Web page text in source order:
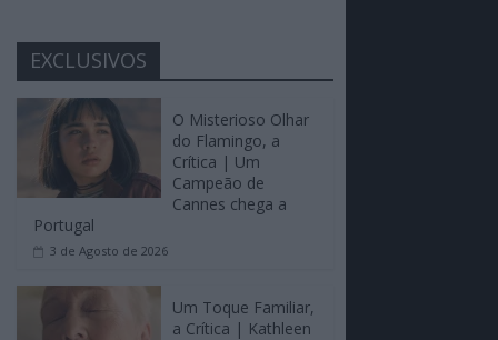
EXCLUSIVOS
O Misterioso Olhar
do Flamingo, a
Crítica | Um
Campeão de
Cannes chega a
Portugal
3 de Agosto de 2026
Um Toque Familiar,
a Crítica | Kathleen